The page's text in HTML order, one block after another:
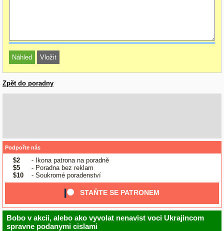
Zpět do poradny
Podpořte nás
$2
- Ikona patrona na poradně
$5
- Poradna bez reklam
$10
- Soukromé poradenství
STAŇTE SE PATRONEM
Bobo v akcii, alebo ako vyvolat nenavist voci Ukrajincom
spravne podanymi cislami